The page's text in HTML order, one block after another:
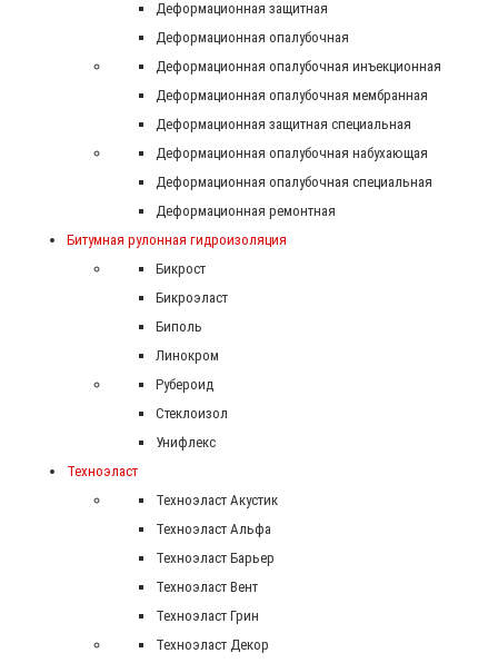
Деформационная защитная
Деформационная опалубочная
Деформационная опалубочная инъекционная
Деформационная опалубочная мембранная
Деформационная защитная специальная
Деформационная опалубочная набухающая
Деформационная опалубочная специальная
Деформационная ремонтная
Битумная рулонная гидроизоляция
Бикрост
Бикроэласт
Биполь
Линокром
Рубероид
Стеклоизол
Унифлекс
Техноэласт
Техноэласт Акустик
Техноэласт Альфа
Техноэласт Барьер
Техноэласт Вент
Техноэласт Грин
Техноэласт Декор